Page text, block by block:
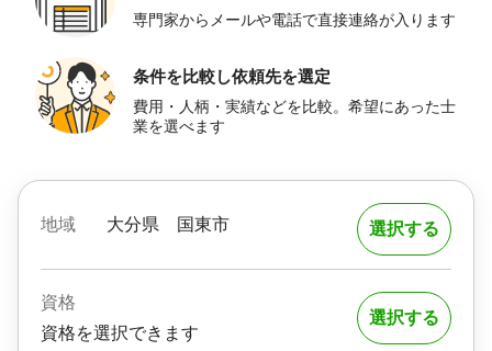
専門家からメールや電話で直接連絡が入ります
条件を比較し依頼先を選定
費用・人柄・実績などを比較。希望にあった士
業を選べます
地域 大分県 国東市 選択する
資格
資格を選択できます
選択する